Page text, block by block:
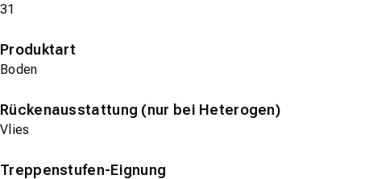
31
Produktart
Boden
Rückenausstattung (nur bei Heterogen)
Vlies
Treppenstufen-Eignung